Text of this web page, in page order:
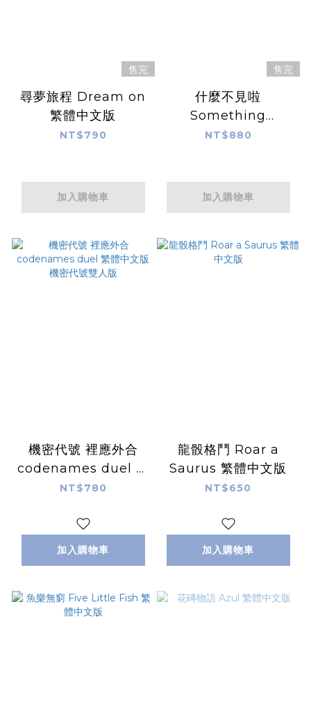
售完
尋夢旅程 Dream on
繁體中文版
NT$790
加入購物車
售完
什麼不見啦
Something
Missing 繁體中文版
NT$880
加入購物車
機密代號 裡應外合
codenames duel 繁
體中文版 機密代號雙
NT$780
加入購物車
龍骰格鬥 Roar a
Saurus 繁體中文版
NT$650
加入購物車